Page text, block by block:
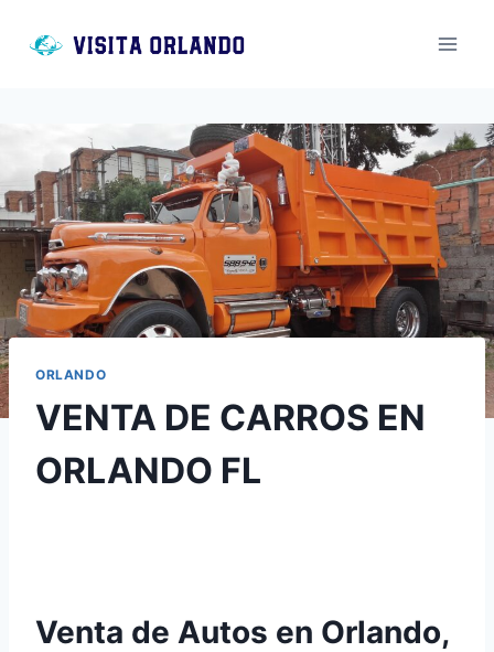
ORLANDO
VENTA DE CARROS EN
ORLANDO FL
Venta de Autos en Orlando,